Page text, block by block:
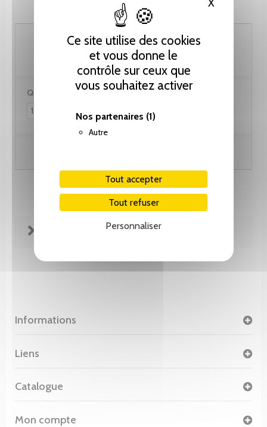
Ce site utilise des cookies
et vous donne le
contrôle sur ceux que
vous souhaitez activer
Nos partenaires (1)
Autre
Tout accepter
Tout refuser
Personnaliser
XMasquer
179.55 CHF
Quantité :
FICHE TECHNIQUE
Informations
Liens
Catalogue
Mon compte